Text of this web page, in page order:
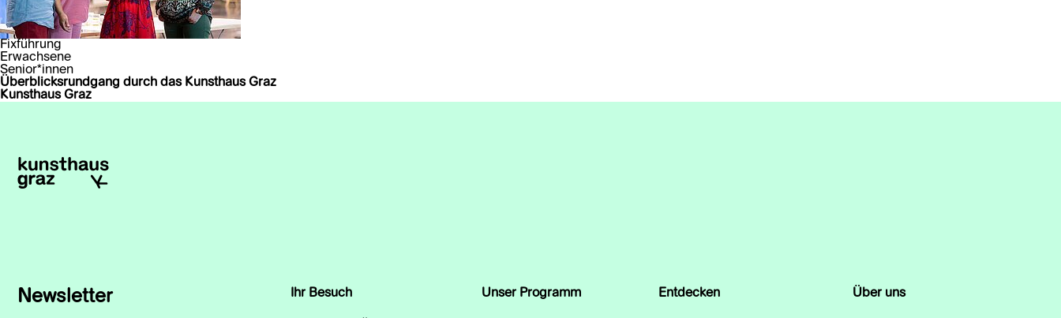
Fixführung
Erwachsene
Senior*innen
Überblicksrundgang durch das Kunsthaus Graz
Kunsthaus Graz
Newsletter Ihr Besuch Unser Programm Entdecken Über uns